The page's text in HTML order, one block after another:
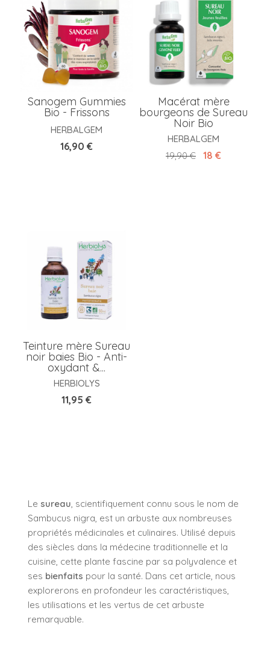
Sanogem Gummies
Bio - Frissons
HERBALGEM
Prix
16,90 €
Macérat mère
bourgeons de Sureau
Noir Bio
HERBALGEM
Prix de base
19,90 € Prix
18 €
Teinture mère Sureau
noir baies Bio - Anti-
oxydant &...
HERBIOLYS
Prix
11,95 €
Le sureau, scientifiquement connu sous le nom de
Sambucus nigra, est un arbuste aux nombreuses
propriétés médicinales et culinaires. Utilisé depuis
des siècles dans la médecine traditionnelle et la
cuisine, cette plante fascine par sa polyvalence et
ses bienfaits pour la santé. Dans cet article, nous
explorerons en profondeur les caractéristiques,
les utilisations et les vertus de cet arbuste
remarquable.